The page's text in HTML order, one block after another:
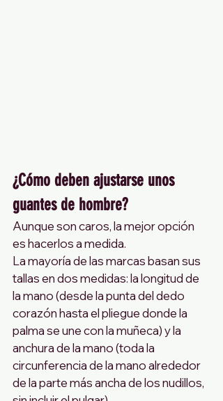
¿Cómo deben ajustarse unos
guantes de hombre?
Aunque son caros, la mejor opción
es hacerlos a medida.
La mayoría de las marcas basan sus
tallas en dos medidas: la longitud de
la mano (desde la punta del dedo
corazón hasta el pliegue donde la
palma se une con la muñeca) y la
anchura de la mano (toda la
circunferencia de la mano alrededor
de la parte más ancha de los nudillos,